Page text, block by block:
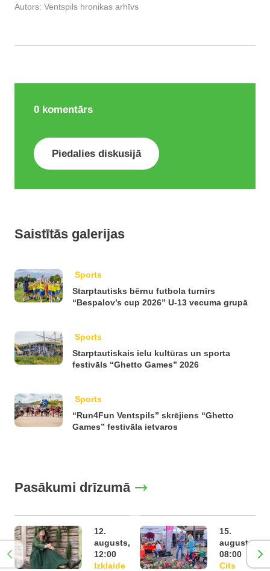
Autors: Ventspils hronikas arhīvs
0 komentārs
Piedalies diskusijā
Saistītās galerijas
Sports
Starptautisks bērnu futbola turnīrs
“Bespalov’s cup 2026” U-13 vecuma grupā
Sports
Starptautiskais ielu kultūras un sporta
festivāls “Ghetto Games” 2026
Sports
“Run4Fun Ventspils” skrējiens “Ghetto
Games” festivāla ietvaros
Pasākumi drīzumā
12.
augusts,
12:00
Izklaide
15.
augusts,
08:00
Cits